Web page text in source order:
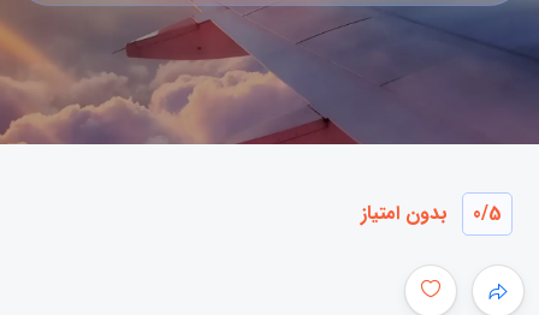
0/5 بدون امتیاز